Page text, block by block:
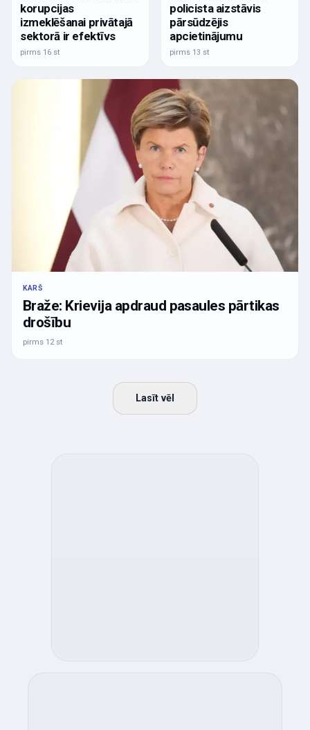
korupcijas
izmeklēšanai privātajā
sektorā ir efektīvs
pirms 16 st
policista aizstāvis
pārsūdzējis
apcietinājumu
pirms 13 st
KARŠ
Braže: Krievija apdraud pasaules pārtikas
drošību
pirms 12 st
Lasīt vēl